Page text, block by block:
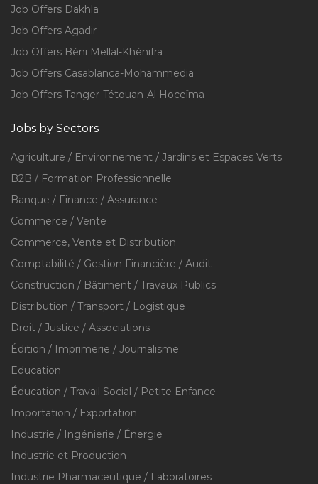
Job Offers Dakhla
Job Offers Agadir
Job Offers Béni Mellal-Khénifra
Job Offers Casablanca-Mohammedia
Job Offers Tanger-Tétouan-Al Hoceïma
Jobs by Sectors
Agriculture / Environnement / Jardins et Espaces Verts
B2B / Formation Professionnelle
Banque / Finance / Assurance
Commerce / Vente
Commerce, Vente et Distribution
Comptabilité / Gestion Financière / Audit
Construction / Bâtiment / Travaux Publics
Distribution / Transport / Logistique
Droit / Justice / Associations
Édition / Imprimerie / Journalisme
Education
Éducation / Travail Social / Petite Enfance
Importation / Exportation
Industrie / Ingénierie / Énergie
Industrie et Production
Industrie Pharmaceutique / Laboratoires